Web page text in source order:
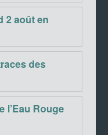
2 août en
des
l’Eau Rouge